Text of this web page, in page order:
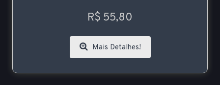
R$ 55,80
Mais Detalhes!